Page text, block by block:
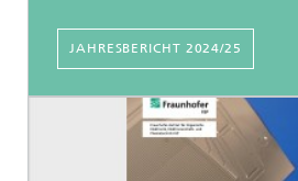
JAHRESBERICHT 2024/25